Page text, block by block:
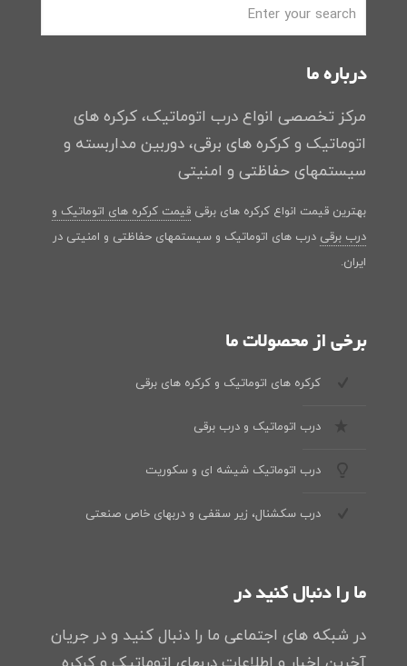
درباره ما
مرکز تخصصی انواع درب اتوماتیک، کرکره های
اتوماتیک و کرکره های برقی، دوربین مداربسته و
سیستمهای حفاظتی و امنیتی
بهترین قیمت انواع کرکره های برقی قیمت کرکره های اتوماتیک و
درب برقی درب های اتوماتیک و سیستمهای حفاظتی و امنیتی در
ایران.
برخی از محصولات ما
کرکره های اتوماتیک و کرکره های برقی
درب اتوماتیک و درب برقی
درب اتوماتیک شیشه ای و سکوریت
درب سکشنال، زیر سقفی و دربهای خاص صنعتی
ما را دنبال کنید در
در شبکه های اجتماعی ما را دنبال کنید و در جریان